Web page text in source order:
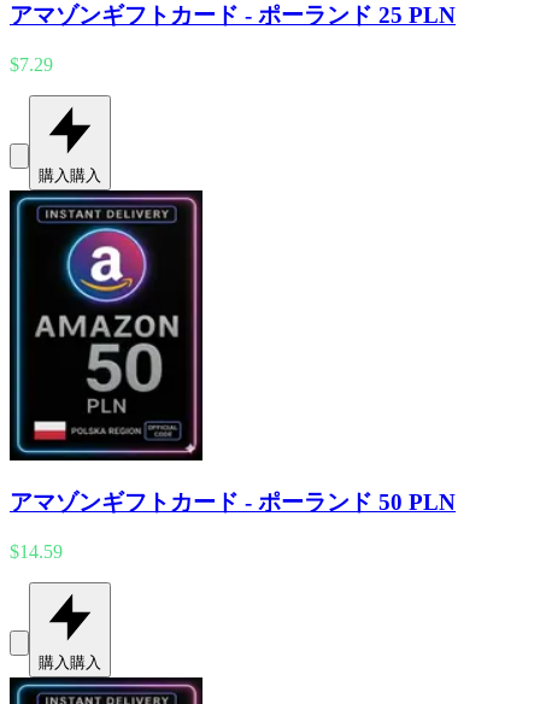
アマゾンギフトカード - ポーランド 25 PLN
$7.29
購入 購入
アマゾンギフトカード - ポーランド 50 PLN
$14.59
購入購入